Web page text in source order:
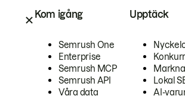
Kom igång
Semrush One
Enterprise
Semrush MCP
Semrush API
Våra data
Upptäck
Lokal
AI-